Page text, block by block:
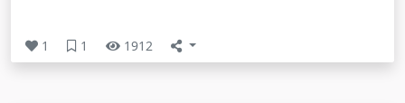
1 1 1912